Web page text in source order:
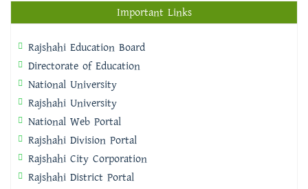
Important Links
Rajshahi Education Board
Directorate of Education
National University
Rajshahi University
National Web Portal
Rajshahi Division Portal
Rajshahi City Corporation
Rajshahi District Portal